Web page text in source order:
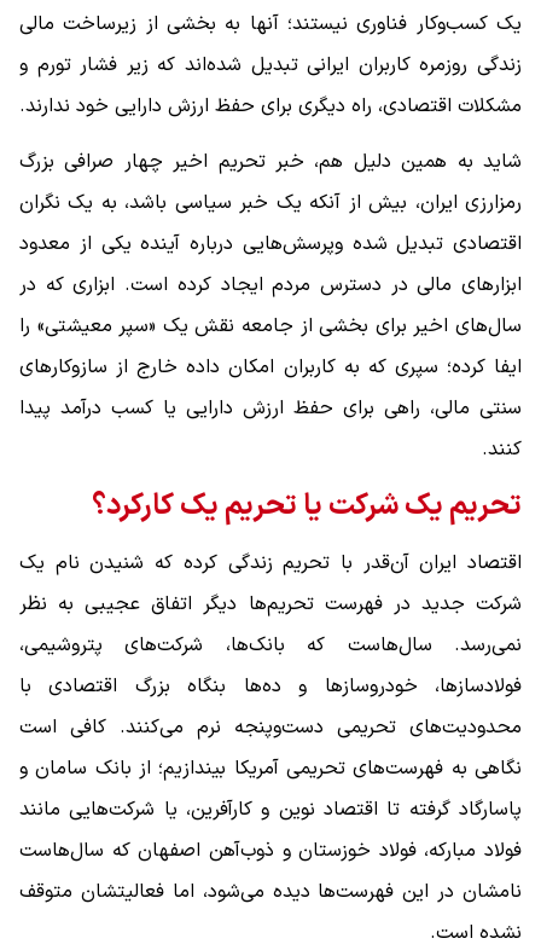
یک کسب‌وکار فناوری نیستند؛ آنها به بخشی از زیرساخت مالی
زندگی روزمره کاربران ایرانی تبدیل شده‌اند که زیر فشار تورم و
مشکلات اقتصادی، راه دیگری برای حفظ ارزش دارایی خود ندارند.
شاید به همین دلیل هم، خبر تحریم اخیر چهار صرافی بزرگ
رمزارزی ایران، بیش از آنکه یک خبر سیاسی باشد، به یک نگران
اقتصادی تبدیل شده وپرسش‌هایی درباره آینده یکی از معدود
ابزارهای مالی در دسترس مردم ایجاد کرده است. ابزاری که در
سال‌های اخیر برای بخشی از جامعه نقش یک «سپر معیشتی» را
ایفا کرده؛ سپری که به کاربران امکان داده خارج از سازوکارهای
سنتی مالی، راهی برای حفظ ارزش دارایی یا کسب درآمد پیدا
کنند.
تحریم یک شرکت یا تحریم یک کارکرد؟
اقتصاد ایران آن‌قدر با تحریم زندگی کرده که شنیدن نام یک
شرکت جدید در فهرست تحریم‌ها دیگر اتفاق عجیبی به نظر
نمی‌رسد. سال‌هاست که بانک‌ها، شرکت‌های پتروشیمی،
فولادسازها، خودروسازها و ده‌ها بنگاه بزرگ اقتصادی با
محدودیت‌های تحریمی دست‌وپنجه نرم می‌کنند. کافی است
نگاهی به فهرست‌های تحریمی آمریکا بیندازیم؛ از بانک سامان و
پاسارگاد گرفته تا اقتصاد نوین و کارآفرین، یا شرکت‌هایی مانند
فولاد مبارکه، فولاد خوزستان و ذوب‌آهن اصفهان که سال‌هاست
نامشان در این فهرست‌ها دیده می‌شود، اما فعالیتشان متوقف
نشده است.